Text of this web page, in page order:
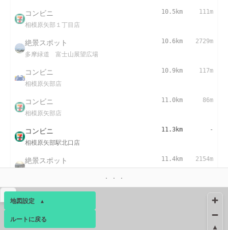
コンビニ
相模原矢部１丁目店
10.5km 111m
絶景スポット
多摩緑道 富士山展望広場
10.6km 2729m
コンビニ
相模原矢部店
10.9km 117m
コンビニ
相模原矢部店
11.0km 86m
コンビニ
相模原矢部駅北口店
11.3km -
絶景スポット 11.4km 2154m
絶景スポット
上小山田町
11.4km 2827m
地図設定 ▴
ベース ▴
ルートに戻る